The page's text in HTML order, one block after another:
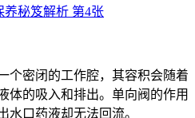
个密闭的工作腔，其容积会随着
体的吸入和排出。单向阀的作用
水口药液却无法回流。